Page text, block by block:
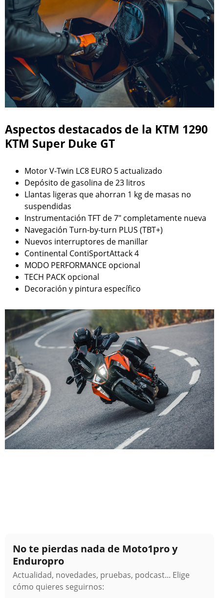
Aspectos destacados de la KTM 1290
KTM Super Duke GT
Motor V-Twin LC8 EURO 5 actualizado
Depósito de gasolina de 23 litros
Llantas ligeras que ahorran 1 kg de masas no
suspendidas
Instrumentación TFT de 7" completamente nueva
Navegación Turn-by-turn PLUS (TBT+)
Nuevos interruptores de manillar
Continental ContiSportAttack 4
MODO PERFORMANCE opcional
TECH PACK opcional
Decoración y pintura específico
No te pierdas nada de Moto1pro y
Enduropro
Actualidad, novedades, pruebas, podcast... Elige
cómo quieres seguirnos: